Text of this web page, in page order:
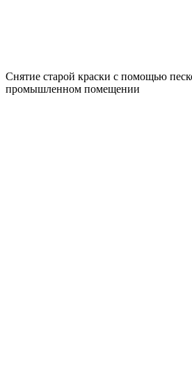
Снятие старой краски с помощью
промышленном помещении